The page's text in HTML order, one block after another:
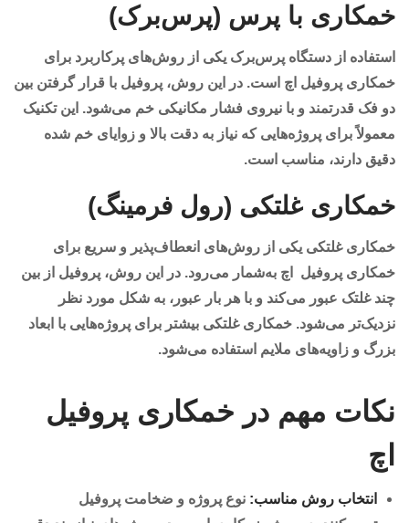
خمکاری با پرس (پرس‌برک)
استفاده از دستگاه پرس‌برک یکی از روش‌های پرکاربرد برای
خمکاری پروفیل اچ است. در این روش، پروفیل با قرار گرفتن بین
دو فک قدرتمند و با نیروی فشار مکانیکی خم می‌شود. این تکنیک
معمولاً برای پروژه‌هایی که نیاز به دقت بالا و زوایای خم شده
دقیق دارند، مناسب است.
خمکاری غلتکی (رول فرمینگ)
خمکاری غلتکی یکی از روش‌های انعطاف‌پذیر و سریع برای
خمکاری پروفیل اچ به‌شمار می‌رود. در این روش، پروفیل از بین
چند غلتک عبور می‌کند و با هر بار عبور، به شکل مورد نظر
نزدیک‌تر می‌شود. خمکاری غلتکی بیشتر برای پروژه‌هایی با ابعاد
بزرگ و زاویه‌های ملایم استفاده می‌شود.
نکات مهم در خمکاری پروفیل
اچ
انتخاب روش مناسب: نوع پروژه و ضخامت پروفیل